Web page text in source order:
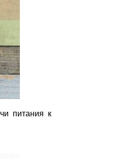
питания к